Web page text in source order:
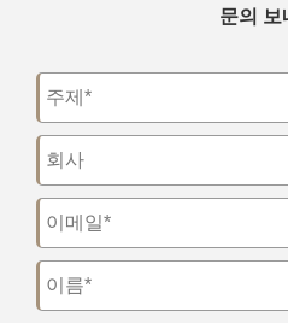
문의 보